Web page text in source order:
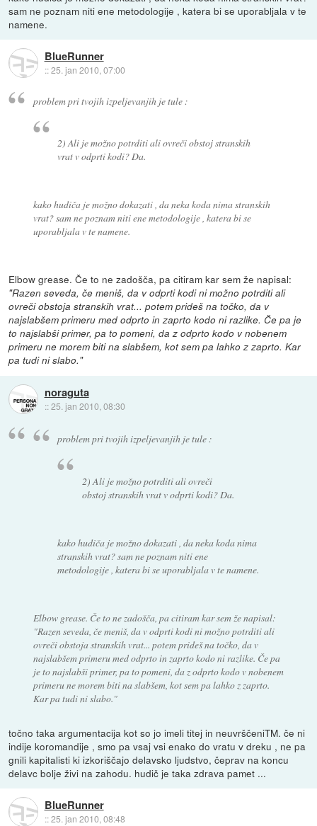
sam ne poznam niti ene metodologije , katera bi se uporabljala v te
namene.
BlueRunner
::25. jan 2010, 07:00
problem pri tvojih izpeljevanjih je tule :
2) Ali je možno potrditi ali ovreči obstoj stranskih
vrat v odprti kodi? Da.
kako hudiča je možno dokazati , da neka koda nima stranskih
vrat? sam ne poznam niti ene metodologije , katera bi se
uporabljala v te namene.
Elbow grease. Če to ne zadošča, pa citiram kar sem že napisal:
"Razen seveda, če meniš, da v odprti kodi ni možno potrditi ali
ovreči obstoja stranskih vrat... potem prideš na točko, da v
najslabšem primeru med odprto in zaprto kodo ni razlike. Če pa je
to najslabši primer, pa to pomeni, da z odprto kodo v nobenem
primeru ne morem biti na slabšem, kot sem pa lahko z zaprto. Kar
pa tudi ni slabo."
noraguta
::25. jan 2010, 08:30
problem pri tvojih izpeljevanjih je tule :
2) Ali je možno potrditi ali ovreči
obstoj stranskih vrat v odprti kodi? Da.
kako hudiča je možno dokazati , da neka koda nima
stranskih vrat? sam ne poznam niti ene
metodologije , katera bi se uporabljala v te namene.
Elbow grease. Če to ne zadošča, pa citiram kar sem že napisal:
"Razen seveda, če meniš, da v odprti kodi ni možno potrditi ali
ovreči obstoja stranskih vrat... potem prideš na točko, da v
najslabšem primeru med odprto in zaprto kodo ni razlike. Če pa
je to najslabši primer, pa to pomeni, da z odprto kodo v nobenem
primeru ne morem biti na slabšem, kot sem pa lahko z zaprto.
Kar pa tudi ni slabo."
točno taka argumentacija kot so jo imeli titej in neuvrščeniTM. če ni
indije koromandije , smo pa vsaj vsi enako do vratu v dreku , ne pa
gnili kapitalisti ki izkoriščajo delavsko ljudstvo, čeprav na koncu
delavc bolje živi na zahodu. hudič je taka zdrava pamet ...
BlueRunner
::25. jan 2010, 08:48